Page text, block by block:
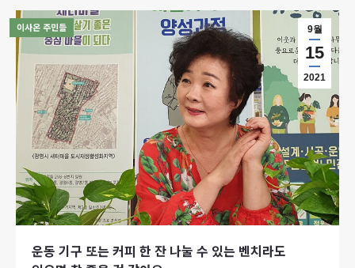
9월
15
2021
이사온 주민들
운동 기구 또는 커피 한 잔 나눌 수 있는 벤치라도